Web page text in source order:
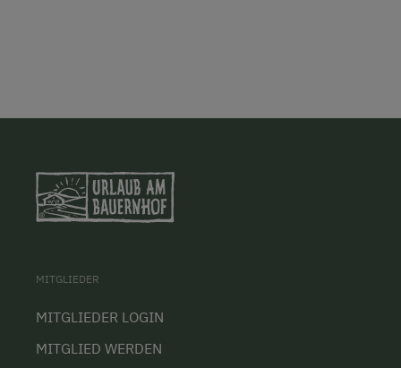
MITGLIEDER
MITGLIEDER LOGIN
MITGLIED WERDEN